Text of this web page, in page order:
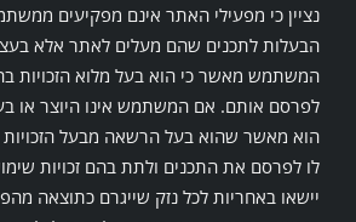
נציין כי מפעילי האתר אינם מפקיעים
הבעלות לתכנים שהם מעלים לאתר אלא
המשתמש מאשר כי הוא בעל מלוא הזכויות
לפרסם אותם. אם המשתמש אינו היוצר או
הוא מאשר שהוא בעל הרשאה מבעל
לו לפרסם את התכנים ולתת בהם זכויות
יישאו באחריות לכל נזק שייגרם כתוצאה